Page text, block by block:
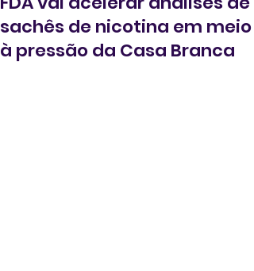
sachês de nicotina em meio
à pressão da Casa Branca